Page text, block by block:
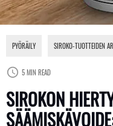
SIROKON
PYÖRÄILY SIROKO-TUOTTEIDEN
5 MIN READ